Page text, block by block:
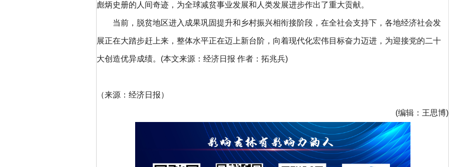
彪炳史册的人间奇迹，为全球减贫事业发展和人类发展进步作出了重大贡献。
当前，脱贫地区进入成果巩固提升和乡村振兴相衔接阶段，在全社会支持下，各地经济社会发
展正在大踏步赶上来，整体水平正在迈上新台阶，向着现代化宏伟目标奋力迈进，为迎接党的二十
大创造优异成绩。(本文来源：经济日报 作者：拓兆兵)
（来源：经济日报）
(编辑：王思博)